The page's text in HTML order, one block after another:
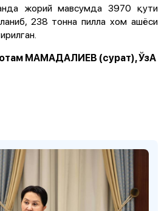
жорий мавсумда 3970 қути
238 тонна пилла хом ашёси
МАМАДАЛИЕВ (сурат), ЎзА